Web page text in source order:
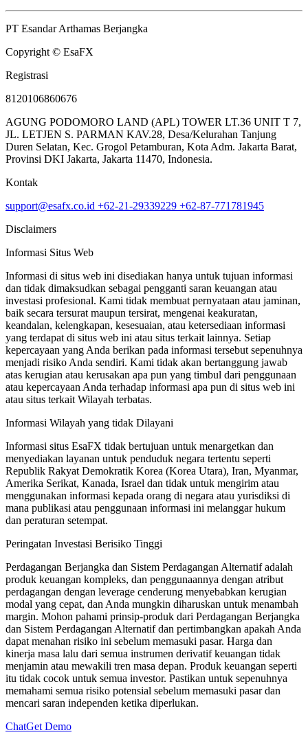
PT Esandar Arthamas Berjangka
Copyright © EsaFX
Registrasi
8120106860676
AGUNG PODOMORO LAND (APL) TOWER LT.36 UNIT T 7,
JL. LETJEN S. PARMAN KAV.28, Desa/Kelurahan Tanjung
Duren Selatan, Kec. Grogol Petamburan, Kota Adm. Jakarta Barat,
Provinsi DKI Jakarta, Jakarta 11470, Indonesia.
Kontak
support@esafx.co.id +62-21-29339229 +62-87-771781945
Disclaimers
Informasi Situs Web
Informasi di situs web ini disediakan hanya untuk tujuan informasi
dan tidak dimaksudkan sebagai pengganti saran keuangan atau
investasi profesional. Kami tidak membuat pernyataan atau jaminan,
baik secara tersurat maupun tersirat, mengenai keakuratan,
keandalan, kelengkapan, kesesuaian, atau ketersediaan informasi
yang terdapat di situs web ini atau situs terkait lainnya. Setiap
kepercayaan yang Anda berikan pada informasi tersebut sepenuhnya
menjadi risiko Anda sendiri. Kami tidak akan bertanggung jawab
atas kerugian atau kerusakan apa pun yang timbul dari penggunaan
atau kepercayaan Anda terhadap informasi apa pun di situs web ini
atau situs terkait Wilayah terbatas.
Informasi Wilayah yang tidak Dilayani
Informasi situs EsaFX tidak bertujuan untuk menargetkan dan
menyediakan layanan untuk penduduk negara tertentu seperti
Republik Rakyat Demokratik Korea (Korea Utara), Iran, Myanmar,
Amerika Serikat, Kanada, Israel dan tidak untuk mengirim atau
menggunakan informasi kepada orang di negara atau yurisdiksi di
mana publikasi atau penggunaan informasi ini melanggar hukum
dan peraturan setempat.
Peringatan Investasi Berisiko Tinggi
Perdagangan Berjangka dan Sistem Perdagangan Alternatif adalah
produk keuangan kompleks, dan penggunaannya dengan atribut
perdagangan dengan leverage cenderung menyebabkan kerugian
modal yang cepat, dan Anda mungkin diharuskan untuk menambah
margin. Mohon pahami prinsip-produk dari Perdagangan Berjangka
dan Sistem Perdagangan Alternatif dan pertimbangkan apakah Anda
dapat menahan risiko ini sebelum memasuki pasar. Harga dan
kinerja masa lalu dari semua instrumen derivatif keuangan tidak
menjamin atau mewakili tren masa depan. Produk keuangan seperti
itu tidak cocok untuk semua investor. Pastikan untuk sepenuhnya
memahami semua risiko potensial sebelum memasuki pasar dan
mencari saran independen ketika diperlukan.
ChatGet Demo